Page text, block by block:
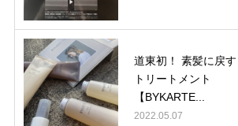
道東初！ 素髪に戻す
トリートメント
【BYKARTE...
2022.05.07